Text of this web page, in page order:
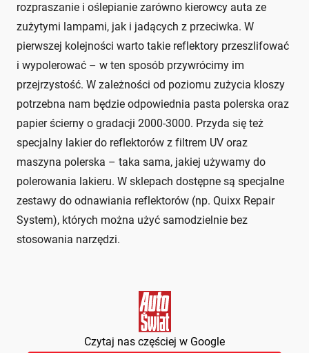
rozpraszanie i oślepianie zarówno kierowcy auta ze
zużytymi lampami, jak i jadących z przeciwka. W
pierwszej kolejności warto takie reflektory przeszlifować
i wypolerować – w ten sposób przywrócimy im
przejrzystość. W zależności od poziomu zużycia kloszy
potrzebna nam będzie odpowiednia pasta polerska oraz
papier ścierny o gradacji 2000-3000. Przyda się też
specjalny lakier do reflektorów z filtrem UV oraz
maszyna polerska – taka sama, jakiej używamy do
polerowania lakieru. W sklepach dostępne są specjalne
zestawy do odnawiania reflektorów (np. Quixx Repair
System), których można użyć samodzielnie bez
stosowania narzędzi.
Czytaj nas częściej w Google